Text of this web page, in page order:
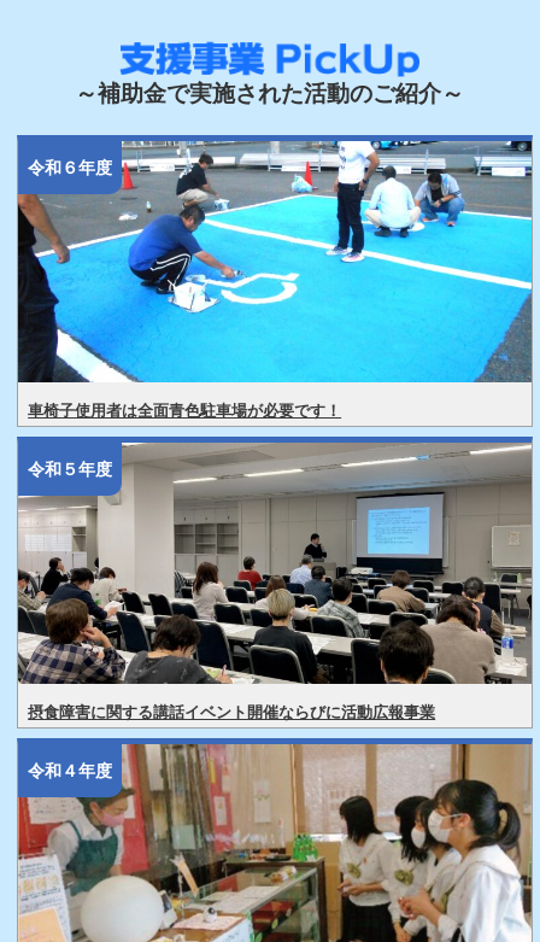
～補助金で実施された活動のご紹介～
令和６年度
車椅子使用者は全面青色駐車場が必要です！
令和５年度
摂食障害に関する講話イベント開催ならびに活動広報事業
令和４年度